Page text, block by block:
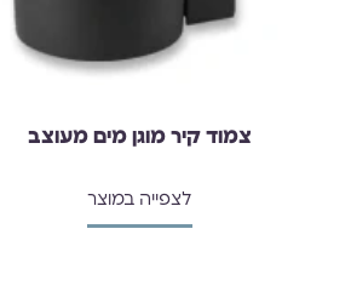
צמוד קיר מוגן מים מעוצב
לצפייה במוצר